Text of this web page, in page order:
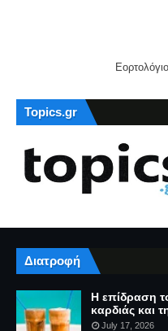
Εορτολόγιο
Topics.gr
Διατροφή
Η επίδραση
καρδιάς και
July 17, 2026